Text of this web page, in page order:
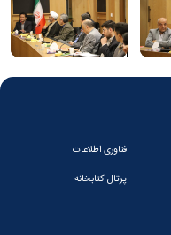
فناوری اطلاعات
پرتال کتابخانه